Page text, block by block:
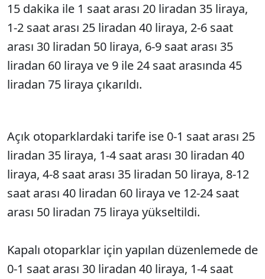
15 dakika ile 1 saat arası 20 liradan 35 liraya,
1-2 saat arası 25 liradan 40 liraya, 2-6 saat
arası 30 liradan 50 liraya, 6-9 saat arası 35
liradan 60 liraya ve 9 ile 24 saat arasında 45
liradan 75 liraya çıkarıldı.
Açık otoparklardaki tarife ise 0-1 saat arası 25
liradan 35 liraya, 1-4 saat arası 30 liradan 40
liraya, 4-8 saat arası 35 liradan 50 liraya, 8-12
saat arası 40 liradan 60 liraya ve 12-24 saat
arası 50 liradan 75 liraya yükseltildi.
Kapalı otoparklar için yapılan düzenlemede de
0-1 saat arası 30 liradan 40 liraya, 1-4 saat